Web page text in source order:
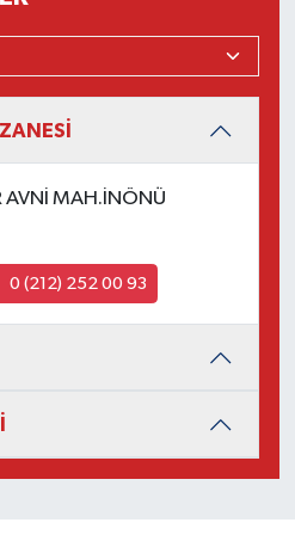
AVNİ MAH.İNÖNÜ
0 (212) 252 00 93